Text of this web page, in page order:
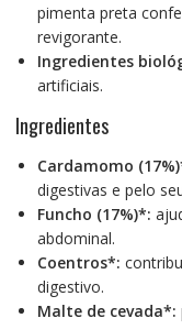
pimenta preta
revigorante.
Ingredientes
artificiais.
Ingredientes
Cardamomo
digestivas e pelo
Funcho (17%)*:
abdominal.
Coentros*:
digestivo.
Malte de cevada*: